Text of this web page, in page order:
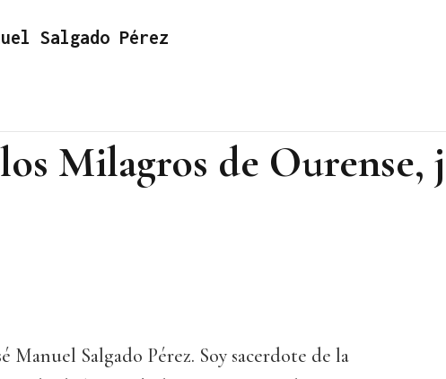
Salgado Pérez
Milagros de Ourense,
Manuel Salgado Pérez. Soy sacerdote de la